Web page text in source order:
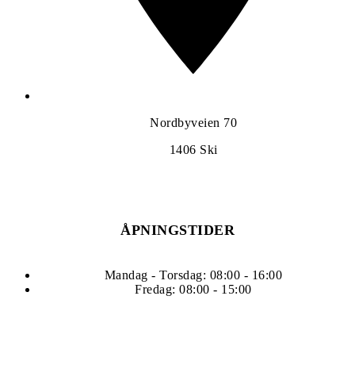
Nordbyveien 70
1406 Ski
ÅPNINGSTIDER
Mandag - Torsdag: 08:00 - 16:00
Fredag: 08:00 - 15:00